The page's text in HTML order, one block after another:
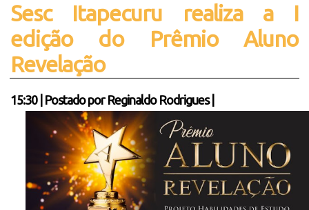
Sesc Itapecuru realiza a I
edição do Prêmio Aluno
Revelação
15:30| Postado por Reginaldo Rodrigues